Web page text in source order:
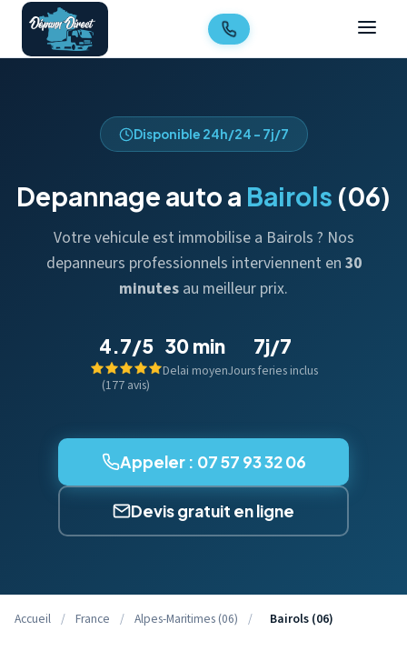
Disponible 24h/24 - 7j/7
Depannage auto a Bairols (06)
Votre vehicule est immobilise a Bairols ? Nos
depanneurs professionnels interviennent en 30
minutes au meilleur prix.
4.7/5
(177 avis)
30 min
Delai moyen
7j/7
Jours feries inclus
Appeler : 07 57 93 32 06
Devis gratuit en ligne
Accueil / France / Alpes-Maritimes (06) / Bairols (06)